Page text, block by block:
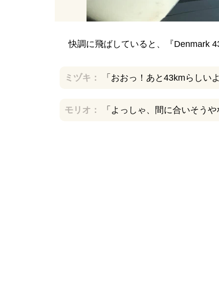
ガソリン代の支払いをするモリオ
さて、今夜の宿のB&Bに向かおう
見落としてスルー
ト） 」
快調に飛ばしていると、『Denmark
ミヅキ： 「おおっ！あと43kmらしい
モリオ： 「よっしゃ、間に合いそう